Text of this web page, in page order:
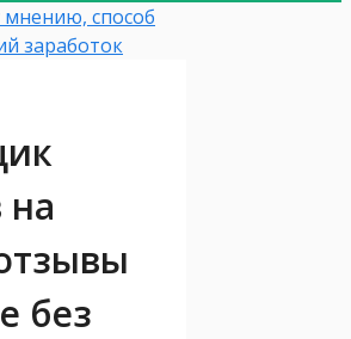
способ
заработок
на
без